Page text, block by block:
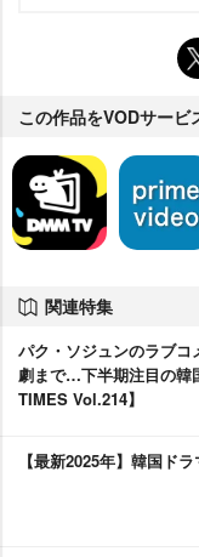
この作品をVODサービ
関連特集
パク・ソジュンのラブ
劇まで…下半期注目の韓
TIMES Vol.214】
【最新2025年】韓国ド